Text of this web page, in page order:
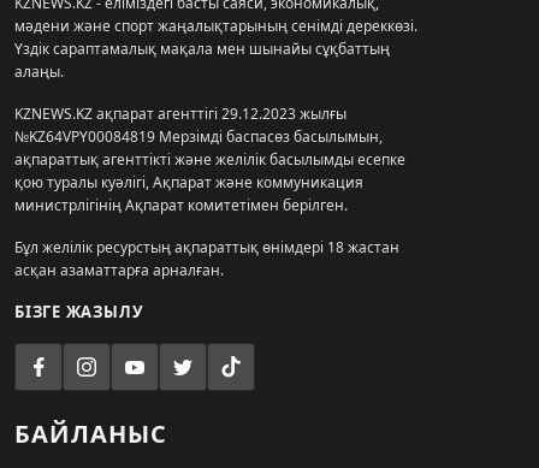
мәдени және спорт жаңалықтарының сенімді дереккөзі.
Үздік сараптамалық мақала мен шынайы сұқбаттың
алаңы.
KZNEWS.KZ ақпарат агенттігі 29.12.2023 жылғы
№KZ64VPY00084819 Мерзімді баспасөз басылымын,
ақпараттық агенттікті және желілік басылымды есепке
қою туралы куәлігі, Ақпарат және коммуникация
министрлігінің Ақпарат комитетімен берілген.
Бұл желілік ресурстың ақпараттық өнімдері 18 жастан
асқан азаматтарға арналған.
БІЗГЕ ЖАЗЫЛУ
БАЙЛАНЫС